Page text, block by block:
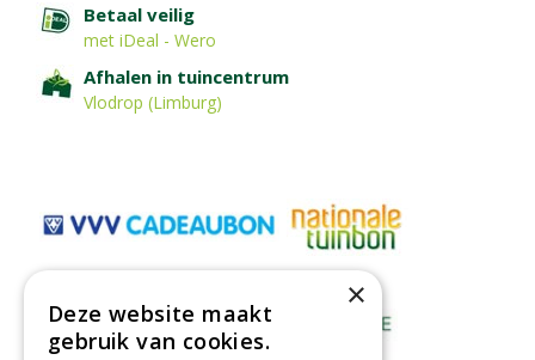
Betaal veilig
met iDeal - Wero
Afhalen in tuincentrum
Vlodrop (Limburg)
×
Deze website maakt
gebruik van cookies.